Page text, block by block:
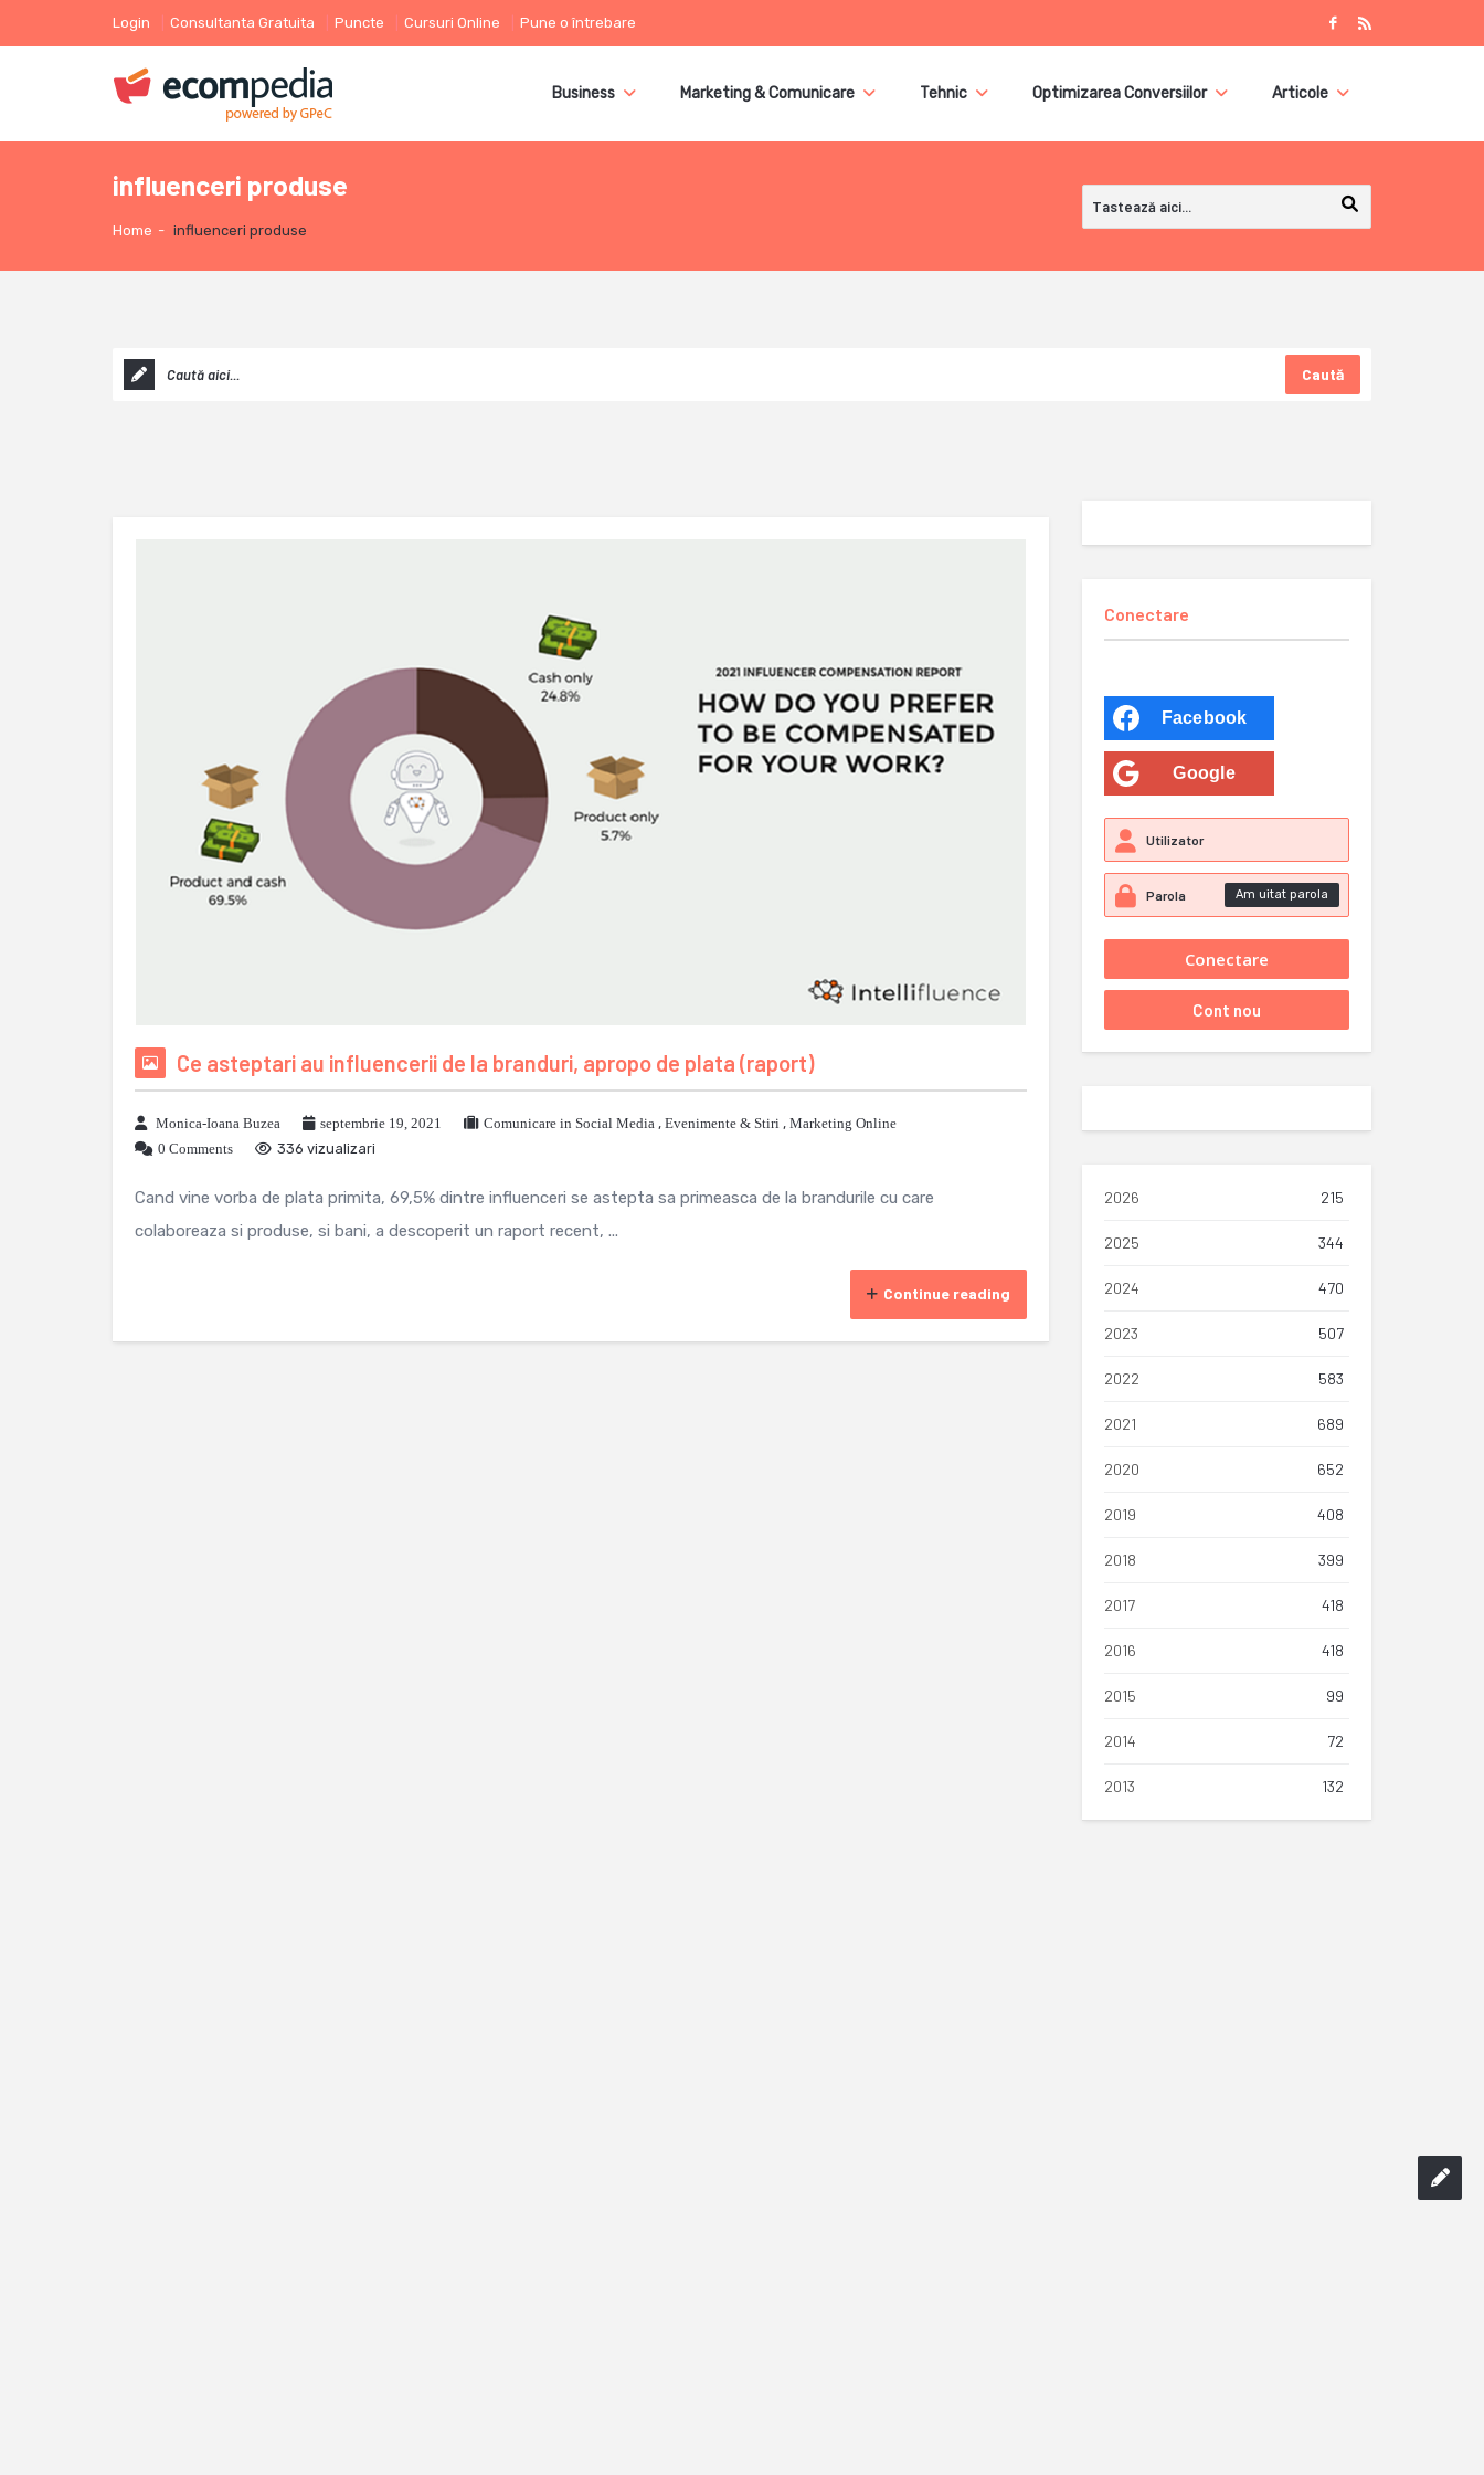
Login Consultanta Gratuita Puncte Cursuri Online Pune o întrebare
Business Marketing & Comunicare Tehnic Optimizarea Conversiilor Articole
influenceri produse
Home - influenceri produse
Caută
Ce asteptari au influencerii de la branduri, apropo de plata (raport)
Monica-Ioana Buzea septembrie 19, 2021 Comunicare in Social Media , Evenimente & Stiri , Marketing Online
0 Comments
336 vizualizari
Cand vine vorba de plata primita, 69,5% dintre influenceri se astepta sa primeasca de la brandurile cu care
colaboreaza si produse, si bani, a descoperit un raport recent, ...
Continue reading
Conectare
Facebook
Google
Am uitat parola
2026 215
2025 344
2024 470
2023 507
2022 583
2021 689
2020 652
2019 408
2018 399
2017 418
2016 418
2015 99
2014 72
2013 132